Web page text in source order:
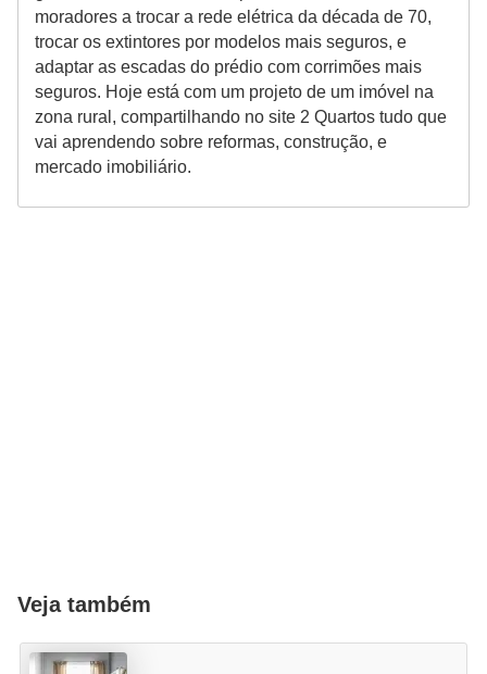
moradores a trocar a rede elétrica da década de 70,
trocar os extintores por modelos mais seguros, e
adaptar as escadas do prédio com corrimões mais
seguros. Hoje está com um projeto de um imóvel na
zona rural, compartilhando no site 2 Quartos tudo que
vai aprendendo sobre reformas, construção, e
mercado imobiliário.
Veja também